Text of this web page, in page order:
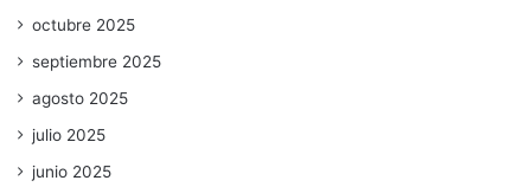
octubre 2025
septiembre 2025
agosto 2025
julio 2025
junio 2025